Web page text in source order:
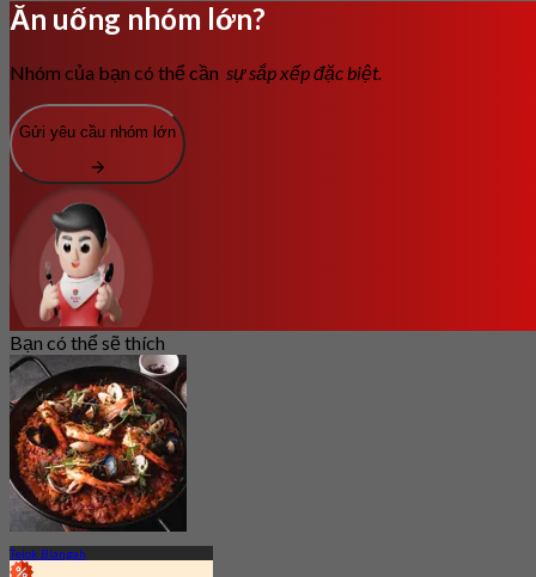
Ăn uống nhóm lớn?
Nhóm của bạn có thể cần sự sắp xếp đặc biệt.
Gửi yêu cầu nhóm lớn
Bạn có thể sẽ thích
Telok Blangah